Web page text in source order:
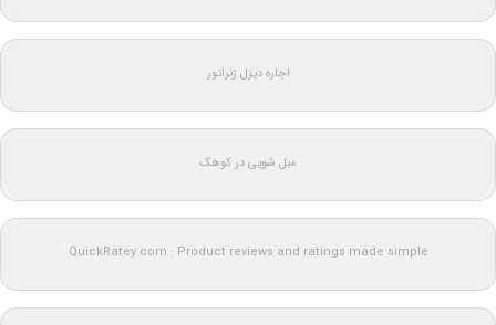
اجاره دیزل ژنراتور
مبل شویی در کوهک
QuickRatey.com : Product reviews and ratings made simple